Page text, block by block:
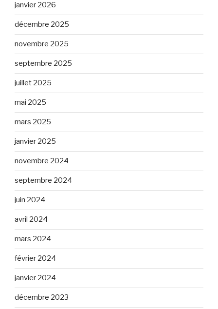
janvier 2026
décembre 2025
novembre 2025
septembre 2025
juillet 2025
mai 2025
mars 2025
janvier 2025
novembre 2024
septembre 2024
juin 2024
avril 2024
mars 2024
février 2024
janvier 2024
décembre 2023